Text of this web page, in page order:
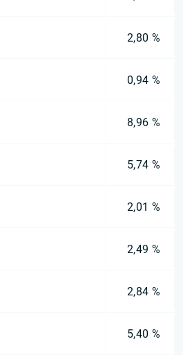
2,80 %
0,94 %
8,96 %
5,74 %
2,01 %
2,49 %
2,84 %
5,40 %